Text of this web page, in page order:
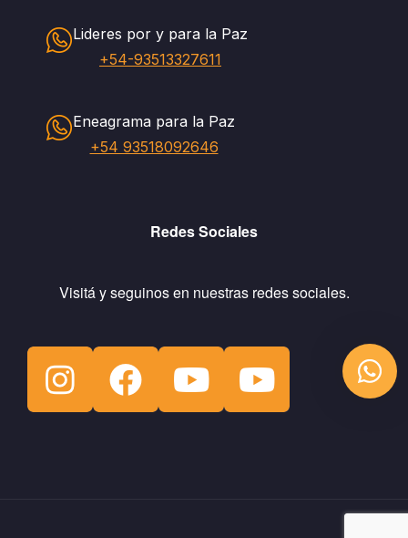
Lideres por y para la Paz
+54-93513327611
Eneagrama para la Paz
+54 93518092646
Redes Sociales
Visitá y seguinos en nuestras redes sociales.